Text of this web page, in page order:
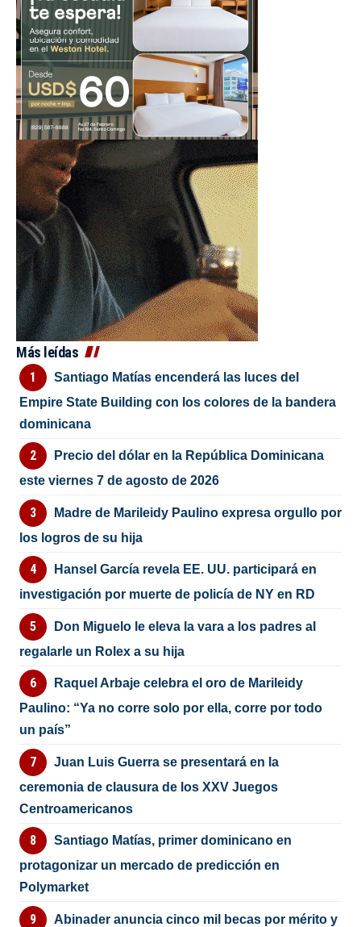
Más leídas
Santiago Matías encenderá las luces del
Empire State Building con los colores de la bandera
dominicana
Precio del dólar en la República Dominicana
este viernes 7 de agosto de 2026
Madre de Marileidy Paulino expresa orgullo por
los logros de su hija
Hansel García revela EE. UU. participará en
investigación por muerte de policía de NY en RD
Don Miguelo le eleva la vara a los padres al
regalarle un Rolex a su hija
Raquel Arbaje celebra el oro de Marileidy
Paulino: “Ya no corre solo por ella, corre por todo
un país”
Juan Luis Guerra se presentará en la
ceremonia de clausura de los XXV Juegos
Centroamericanos
Santiago Matías, primer dominicano en
protagonizar un mercado de predicción en
Polymarket
Abinader anuncia cinco mil becas por mérito y